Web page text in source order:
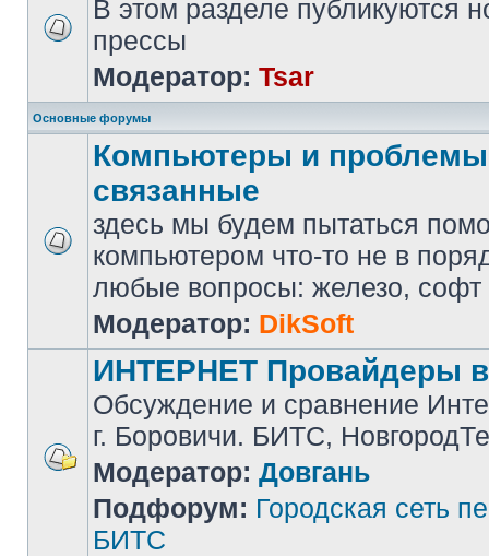
В этом разделе публикуются
прессы
Модератор: Tsar
Основные форумы
Компьютеры и
связанные
здесь мы будем пытаться
компьютером что-то не в
любые вопросы: железо, софт
Модератор: DikSoft
ИНТЕРНЕТ Провайдеры
Обсуждение и сравнение
г. Боровичи. БИТС,
Модератор: Довгань
Подфорум: Городская сеть
БИТС